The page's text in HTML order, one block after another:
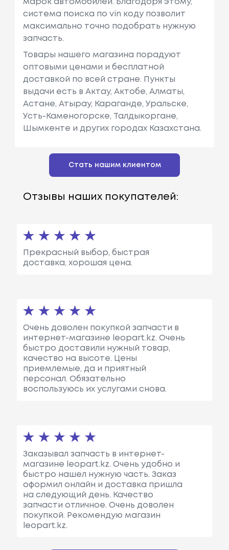
марок автомобилей. Благодоря этому,
система поиска по vin коду позволит
максимально точно подобрать нужную
запчасть.
Товары нашего магазина порадуют
оптовыми ценами и бесплатной
доставкой по всей стране. Пункты
выдачи есть в Актау, Актобе, Алматы,
Астане, Атырау, Караганде, Уральске,
Усть-Каменогорске, Талдыкоргане,
Шымкенте и других городах Казахстана.
Стать нашим клиентом
Отзывы наших покупателей:
Прекрасный выбор, быстрая
доставка, хорошая цена.
Очень доволен покупкой запчасти в
интернет-магазине leopart.kz. Очень
быстро доставили нужный товар,
качество на высоте. Цены
приемлемые, да и приятный
персонал. Обязательно
воспользуюсь их услугами снова.
Заказывал запчасть в интернет-
магазине leopart.kz. Очень удобно и
быстро нашел нужную часть. Заказ
оформил онлайн и доставка пришла
на следующий день. Качество
запчасти отличное. Очень доволен
покупкой. Рекомендую магазин
leopart.kz.